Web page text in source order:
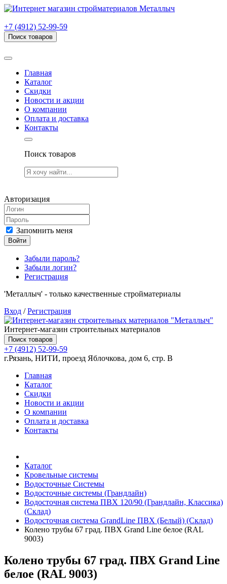
+7 (4912) 52-99-59
Поиск товаров
Главная
Каталог
Скидки
Новости и акции
О компании
Оплата и доставка
Контакты
Поиск товаров
Авторизация
Запомнить меня
Войти
Забыли пароль?
Забыли логин?
Регистрация
'Металлыч' - только качественные стройматериалы
Вход /Регистрация
Интернет-магазин строительных материалов
Поиск товаров
+7 (4912) 52-99-59
г.Рязань, НИТИ, проезд Яблочкова, дом 6, стр. В
Главная
Каталог
Скидки
Новости и акции
О компании
Оплата и доставка
Контакты
Каталог
Кровельные системы
Водосточные Системы
Водосточные системы (Грандлайн)
Водосточная система ПВХ 120/90 (Грандлайн, Классика)
(Склад)
Водосточная система GrandLine ПВХ (Белый) (Склад)
Колено трубы 67 град. ПВХ Grand Line белое (RAL
9003)
Колено трубы 67 град. ПВХ Grand Line
белое (RAL 9003)